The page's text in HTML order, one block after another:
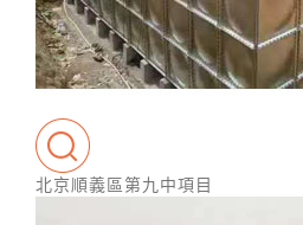
北京順義區第九中項目